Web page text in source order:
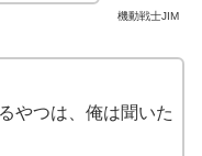
機動戦士JIM
やつは、俺は聞いた